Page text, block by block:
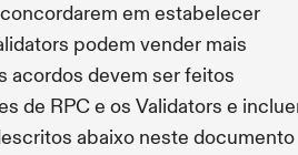
em estabelecer
podem vender mais
acordos devem ser feitos
de RPC e os Validators e
abaixo neste documento